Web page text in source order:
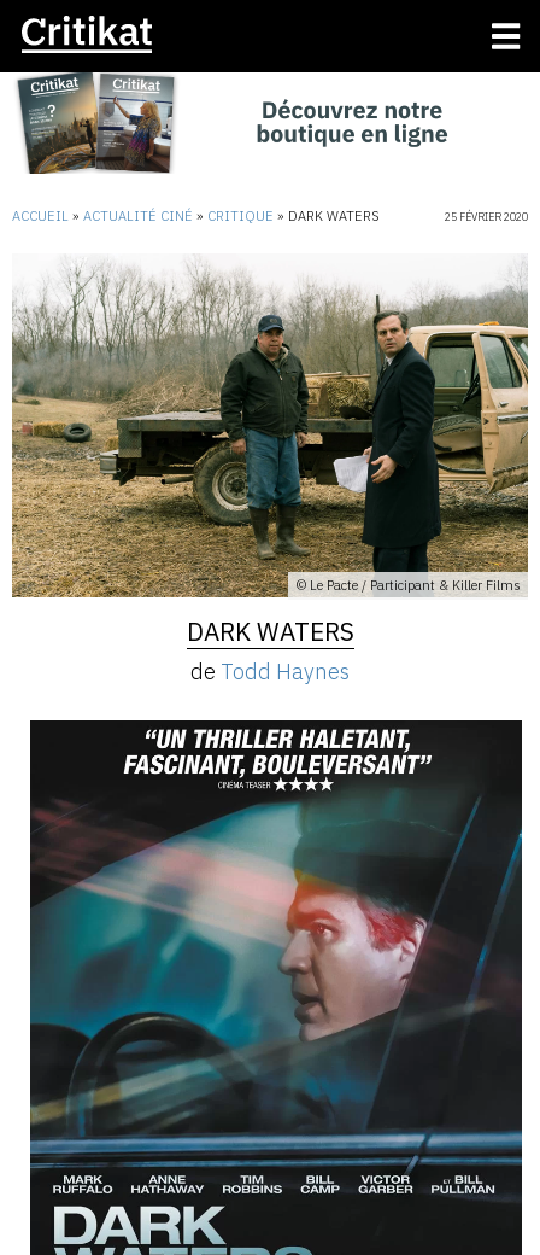
ACCUEIL » ACTUALITÉ CINÉ » CRITIQUE » DARK WATERS 25 FÉVRIER 2020
© Le Pacte / Participant & Killer Films
DARK WATERS
de Todd Haynes